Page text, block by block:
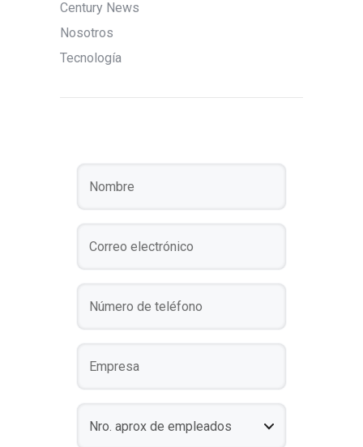
Century News
Nosotros
Tecnología